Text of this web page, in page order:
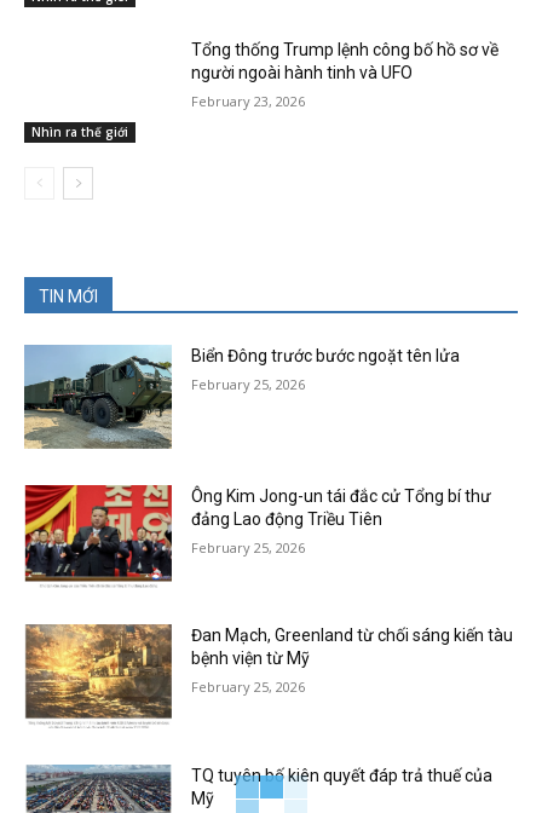
Nhìn ra thế giới
Tổng thống Trump lệnh công bố hồ sơ về
người ngoài hành tinh và UFO
February 23, 2026
TIN MỚI
Biển Đông trước bước ngoặt tên lửa
February 25, 2026
Ông Kim Jong-un tái đắc cử Tổng bí thư
đảng Lao động Triều Tiên
February 25, 2026
Đan Mạch, Greenland từ chối sáng kiến tàu
bệnh viện từ Mỹ
February 25, 2026
TQ tuyên bố kiên quyết đáp trả thuế của
Mỹ